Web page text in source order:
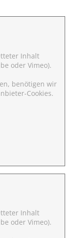
Inhalt
oder Vimeo).
benötigen wir
Cookies.
Inhalt
oder Vimeo).